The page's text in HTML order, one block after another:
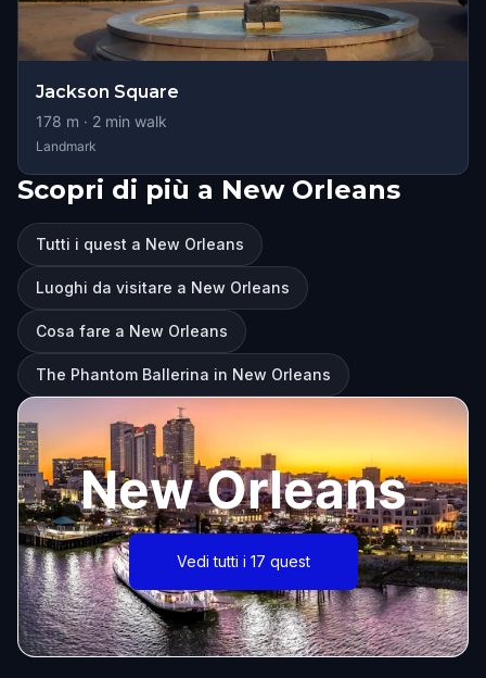
Jackson Square
178 m · 2 min walk
Landmark
Scopri di più a New Orleans
Tutti i quest a New Orleans
Luoghi da visitare a New Orleans
Cosa fare a New Orleans
The Phantom Ballerina in New Orleans
New Orleans
Vedi tutti i 17 quest